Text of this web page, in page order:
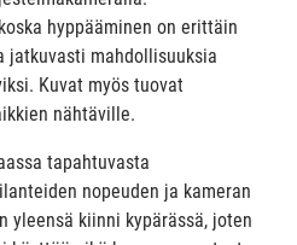
hyppääminen on erittäin
jatkuvasti mahdollisuuksia
Kuvat myös tuovat
nähtäville.
tapahtuvasta
nopeuden ja kameran
yleensä kiinni kypärässä, joten